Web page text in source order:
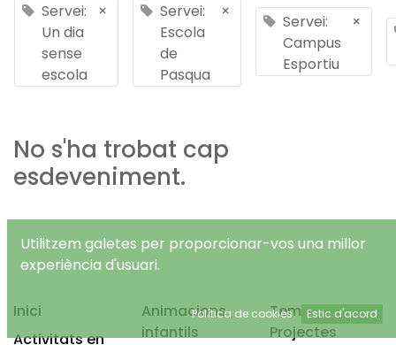
Servei:
Un dia
sense
escola
×
Servei:
Escola
de
Pasqua
×
Servei:
Campus
Esportiu
×
No s'ha trobat cap
esdeveniment.
Inici
Activitats en
Animacions
infantils
Temps Lliure
Projectes
Utilitzem galetes per proporcionar-vos una millor
experiència d'usuari.
Política de cookies Estic d'acord